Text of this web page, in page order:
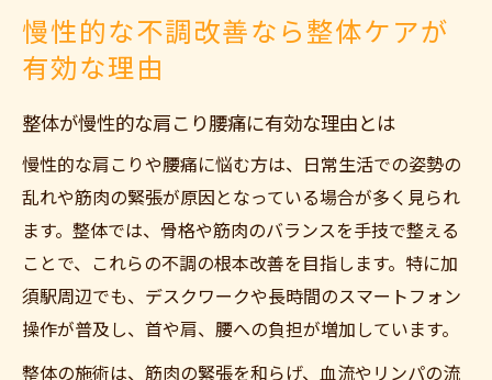
慢性的な不調改善なら整体ケアが
有効な理由
整体が慢性的な肩こり腰痛に有効な理由とは
慢性的な肩こりや腰痛に悩む方は、日常生活での姿勢の
乱れや筋肉の緊張が原因となっている場合が多く見られ
ます。整体では、骨格や筋肉のバランスを手技で整える
ことで、これらの不調の根本改善を目指します。特に加
須駅周辺でも、デスクワークや長時間のスマートフォン
操作が普及し、首や肩、腰への負担が増加しています。
整体の施術は、筋肉の緊張を和らげ、血流やリンパの流